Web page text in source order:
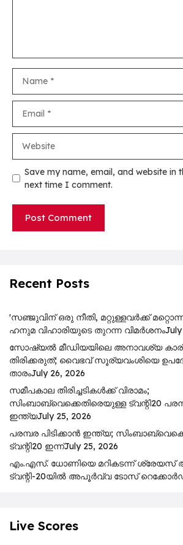
Save my name, email, and website in
next time I comment.
Recent Posts
'സഞ്ജുവിന് ഒരു നീതി, മറ്റുള്ളവർക്ക്
ഹനുമ വിഹാരിയുടെ തുറന്ന വിമർശനംJuly
സോഷ്യൽ മീഡിയയിലെ അനാവശ്യ
തിരിക്കരുത്; വൈഭവ് സൂര്യവംശിയെ
താരംJuly 26, 2026
സമീപകാല തിരിച്ചടികൾക്ക് വിരാമം;
സിംബാബ്‌വെക്കെതിരെയുള്ള ട്വന്റി20
ഇന്ത്യJuly 25, 2026
പ​ര​മ്പ​ര പി​ടി​ക്കാ​ൻ ഇ​ന്ത്യ;
ട്വ​ന്റി20 ഇ​ന്ന്July 25, 2026
എം.എസ്. ധോണിയെ മറികടന്ന് ശ്രേയസ്
ട്വന്റി-20യിൽ അപൂർവ്വ ടോസ്
Live Scores